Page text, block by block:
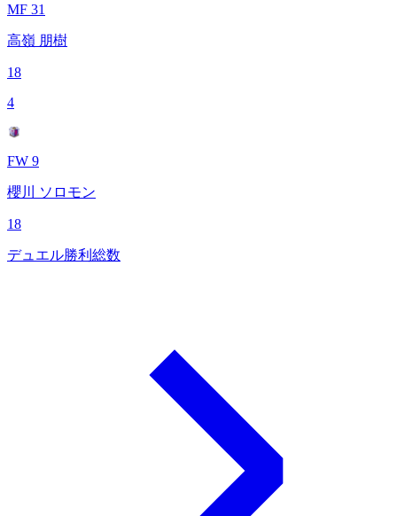
MF 31
高嶺 朋樹
18
4
FW 9
櫻川 ソロモン
18
デュエル勝利総数